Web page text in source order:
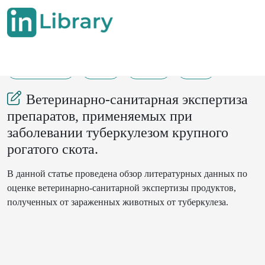
Ветеринарно-санитарная экспертиза
препаратов, применяемых при
заболевании туберкулезом крупного
рогатого скота.
В данной статье проведена обзор литературных данных по
оценке ветеринарно-санитарной экспертизы продуктов,
полученных от зараженных животных от туберкулеза.